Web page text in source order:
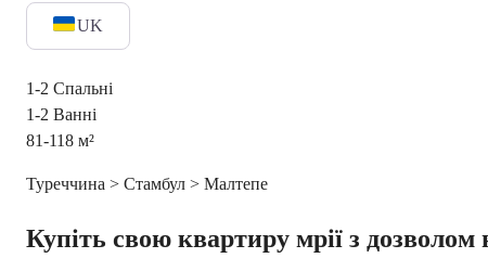
UK
1-2 Спальні
1-2 Ванні
81-118 м²
Туреччина > Стамбул > Малтепе
Купіть свою квартиру мрії з